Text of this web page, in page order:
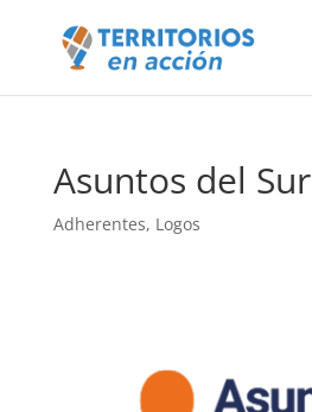
Asuntos del Sur
Adherentes, Logos